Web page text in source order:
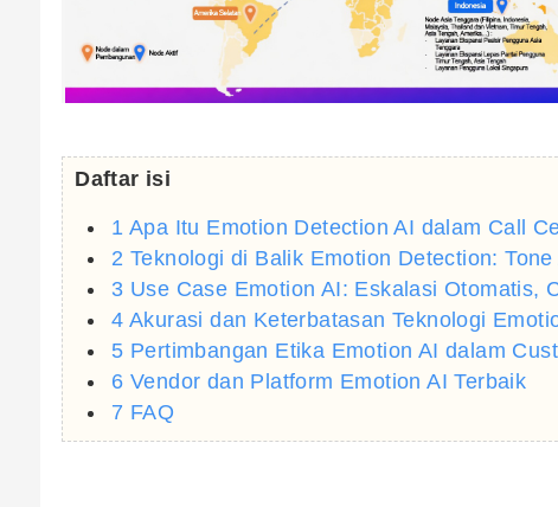
Daftar isi
1 Apa Itu Emotion Detection AI dalam Call
2 Teknologi di Balik Emotion Detection:
3 Use Case Emotion AI: Eskalasi Otomatis,
4 Akurasi dan Keterbatasan Teknologi
5 Pertimbangan Etika Emotion AI dalam
6 Vendor dan Platform Emotion AI Terbaik
7 FAQ